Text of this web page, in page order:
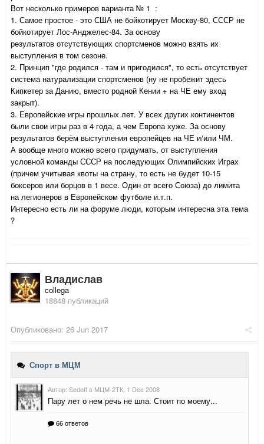
Вот несколько примеров варианта № 1 :
1. Самое простое - это США не бойкотирует Москву-80, СССР не
бойкотирует Лос-Анджелес-84. За основу
результатов отсутствующих спортсменов можно взять их
выступления в том сезоне.
2. Принцип "где родился - там и пригодился", то есть отсутствует
система натурализации спортсменов (ну не пробежит здесь
Кипкетер за Данию, вместо родной Кении + на ЧЕ ему вход
закрыт).
3. Европейские игры прошлых лет. У всех других континентов
были свои игры раз в 4 года, а чем Европа хуже. За основу
результатов берём выступления европейцев на ЧЕ и/или ЧМ.
А вообще много можно всего придумать, от выступления
условной команды СССР на последующих Олимпийских Играх
(причем учитывая квоты на страну, то есть не будет 10-15
боксеров или борцов в 1 весе. Один от всего Союза) до лимита
на легионеров в Европейском футболе и.т.п.
Интересно есть ли на форуме люди, которым интересна эта тема
?
Владислав
collega
18848 публикаций
Опубликовано: 26 Jun 2017